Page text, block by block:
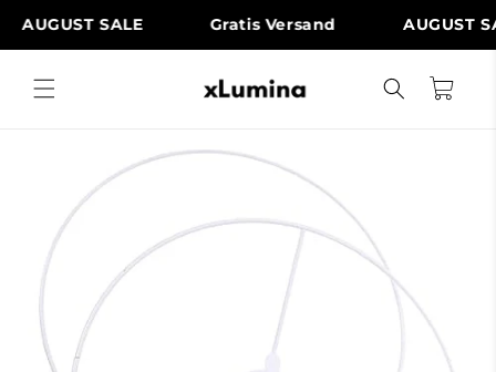
zum
AUGUST SALE Gratis Versand AUGUST
Warenkorb